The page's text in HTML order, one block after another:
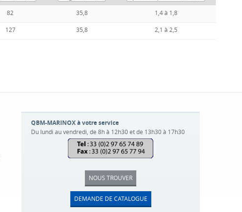
82 35,8 1,4 à 1,8
127 35,8 2,1 à 2,5
QBM-MARINOX à votre service
Du lundi au vendredi, de 8h à 12h30 et de 13h30 à 17h30
NOUS TROUVER
DEMANDE DE CATALOGUE